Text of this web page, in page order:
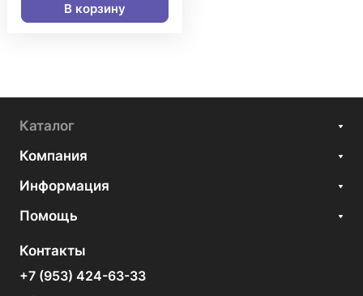
В корзину
Каталог
Компания
Информация
Помощь
Контакты
+7 (953) 424-63-33